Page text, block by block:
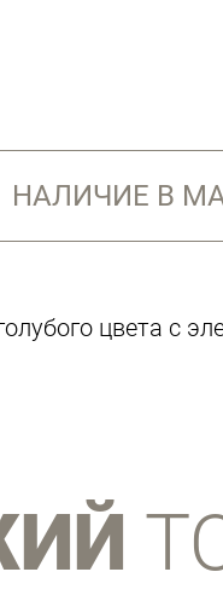
НАЛИЧИЕ В
цвета с